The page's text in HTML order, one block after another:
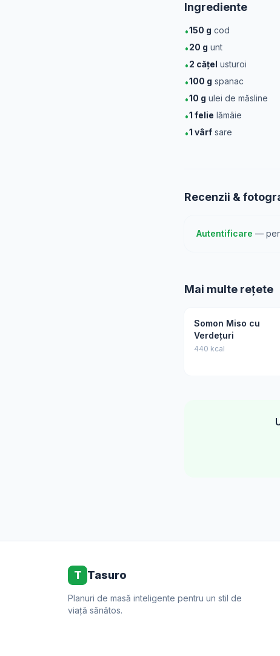
Ingrediente
•150 g cod
•20 g unt
•2 cățel usturoi
•100 g spanac
•10 g ulei de măsline
•1 felie lămâie
•1 vârf sare
Recenzii &
Autentificare —
Mai multe rețete
Somon Miso cu
Verdețuri
440 kcal
T Tasuro
Planuri de masă inteligente pentru un stil de
viață sănătos.